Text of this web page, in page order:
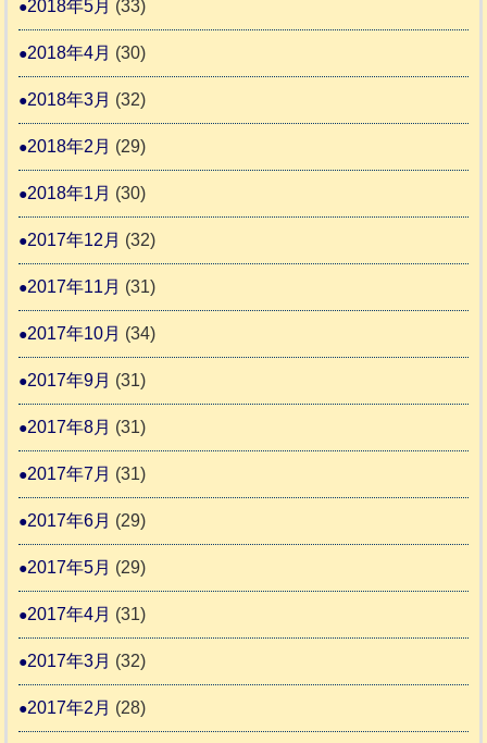
2018年5月 (33)
2018年4月 (30)
2018年3月 (32)
2018年2月 (29)
2018年1月 (30)
2017年12月 (32)
2017年11月 (31)
2017年10月 (34)
2017年9月 (31)
2017年8月 (31)
2017年7月 (31)
2017年6月 (29)
2017年5月 (29)
2017年4月 (31)
2017年3月 (32)
2017年2月 (28)